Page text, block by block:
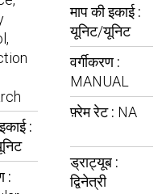
:
:
माप की इकाई :
यूनिट/यूनिट
वर्गीकरण :
MANUAL
फ़्रेम रेट : NA
ड्राट्यूब :
द्विनेत्री